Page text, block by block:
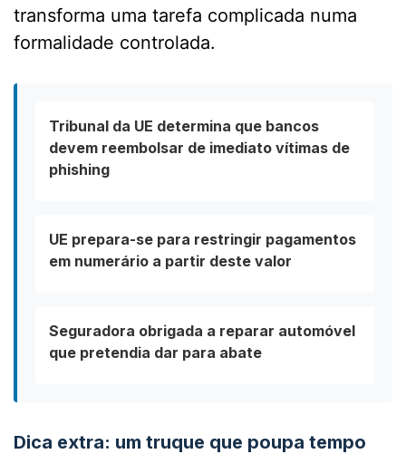
transforma uma tarefa complicada numa
formalidade controlada.
Tribunal da UE determina que bancos
devem reembolsar de imediato vítimas de
phishing
UE prepara-se para restringir pagamentos
em numerário a partir deste valor
Seguradora obrigada a reparar automóvel
que pretendia dar para abate
Dica extra: um truque que poupa tempo